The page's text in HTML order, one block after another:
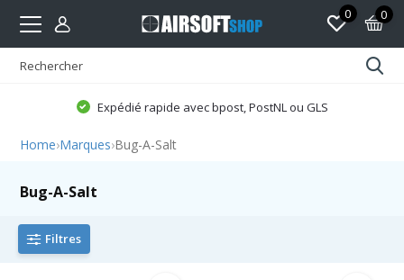
0 0
Expédié rapide avec bpost, PostNL ou GLS
Home›Marques›Bug-A-Salt
Bug-A-Salt
Filtres